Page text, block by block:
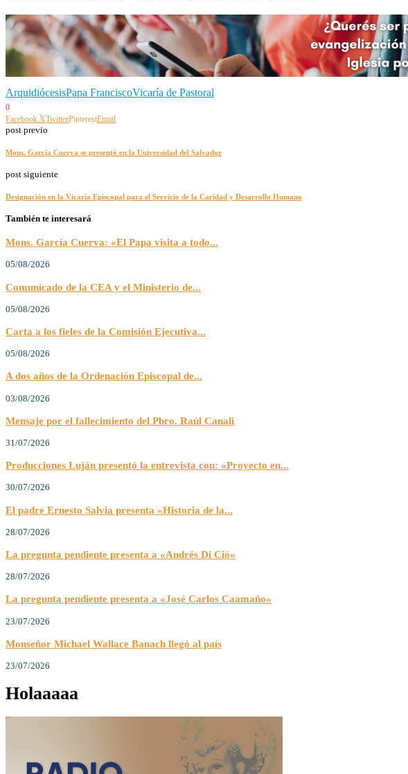
ArquidiócesisPapa FranciscoVicaría de Pastoral
0
Facebook
TwitterPinterestEmail
post previo
Mons. García Cuerva se presentó en la Universidad del Salvador
post siguiente
Designación en la Vicaría Episcopal para el Servicio de la Caridad y Desarrollo Humano
También te interesará
Mons. García Cuerva: «El Papa visita a todo...
05/08/2026
Comunicado de la CEA y el Ministerio de...
05/08/2026
Carta a los fieles de la Comisión Ejecutiva...
05/08/2026
A dos años de la Ordenación Episcopal de...
03/08/2026
Mensaje por el fallecimiento del Pbro. Raúl Canali
31/07/2026
Producciones Luján presentó la entrevista con: «Proyecto en...
30/07/2026
El padre Ernesto Salvia presenta «Historia de la...
28/07/2026
La pregunta pendiente presenta a «Andrés Di Ció»
28/07/2026
La pregunta pendiente presenta a «José Carlos Caamaño»
23/07/2026
Monseñor Michael Wallace Banach llegó al país
23/07/2026
Holaaaaa